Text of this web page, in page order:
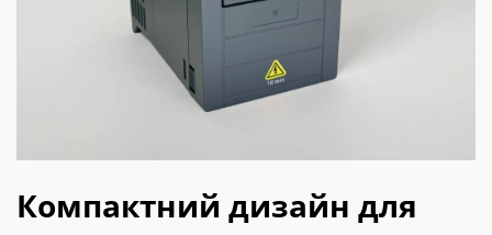
Компактний дизайн для